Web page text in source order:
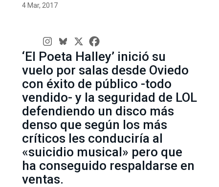
4 Mar, 2017
‘El Poeta Halley’ inició su
vuelo por salas desde Oviedo
con éxito de público -todo
vendido- y la seguridad de LOL
defendiendo un disco más
denso que según los más
críticos les conduciría al
«suicidio musical» pero que
ha conseguido respaldarse en
ventas.